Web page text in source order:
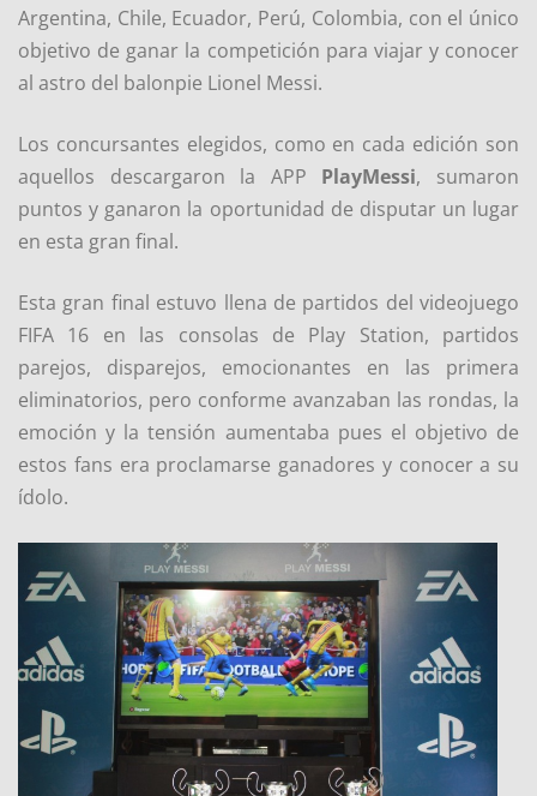
Argentina, Chile, Ecuador, Perú, Colombia, con el único
objetivo de ganar la competición para viajar y conocer
al astro del balonpie Lionel Messi.
Los concursantes elegidos, como en cada edición son
aquellos descargaron la APP PlayMessi, sumaron
puntos y ganaron la oportunidad de disputar un lugar
en esta gran final.
Esta gran final estuvo llena de partidos del videojuego
FIFA 16 en las consolas de Play Station, partidos
parejos, disparejos, emocionantes en las primera
eliminatorios, pero conforme avanzaban las rondas, la
emoción y la tensión aumentaba pues el objetivo de
estos fans era proclamarse ganadores y conocer a su
ídolo.